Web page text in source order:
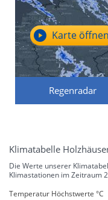
Regenradar
Karte
Klimatabelle
Die Werte unserer
Klimastationen im Zeitraum
Temperatur Höchstwerte °C